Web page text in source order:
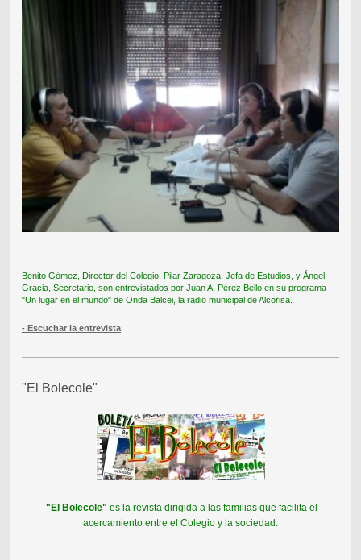
Benito Gómez, Director del Colegio, Pilar Zaragoza, Jefa de Estudios, y Ángel
Gracia, Secretario, son entrevistados por Juan A. Pérez Bello en su programa
"Un lugar en el mundo" de Onda Balcei, la radio municipal de Alcorisa.
- Escuchar la entrevista
"El Bolecole"
"El Bolecole" es la revista dirigida a las familias que facilita el
acercamiento entre el Colegio y la sociedad.